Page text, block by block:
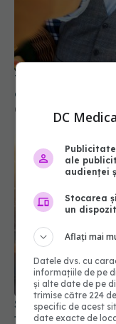
Trei lucruri pe
ani ca să întârzii
06 aug 2026, 13:03
Semnul banal al
trebuie să mergi
01 aug 2026, 14:48
DC
ale
audienței
Stocarea
un
Aflați mai
Datele dvs. cu
informațiile de pe
și alte date de pe
trimise către 224
specific de acest
date exacte de